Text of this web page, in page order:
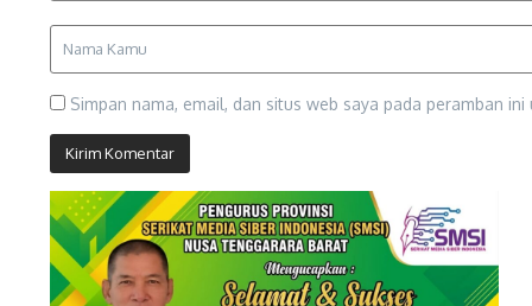
Simpan nama, email, dan situs web saya pada peramban